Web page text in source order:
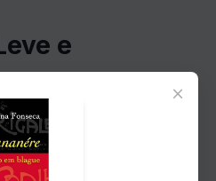
e
Em Blague" é uma
perfeita para
×